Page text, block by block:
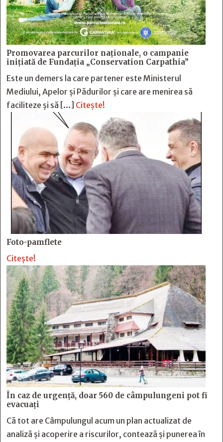
Promovarea parcurilor naționale, o campanie
inițiată de Fundația „Conservation Carpathia”
Este un demers la care partener este Ministerul
Mediului, Apelor și Pădurilor și care are menirea să
faciliteze și să […] Citește!
Foto-pamflete
Citește!
În caz de urgență, doar 560 de câmpulungeni pot fi
evacuați
Că tot are Câmpulungul acum un plan actualizat de
analiză și acoperire a riscurilor, contează și punerea în